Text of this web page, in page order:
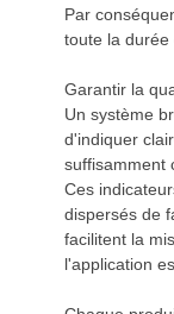
Par
toute la durée
Garantir la
Un système
d'indiquer
suffisamment
Ces
dispersés de
facilitent la
l'application